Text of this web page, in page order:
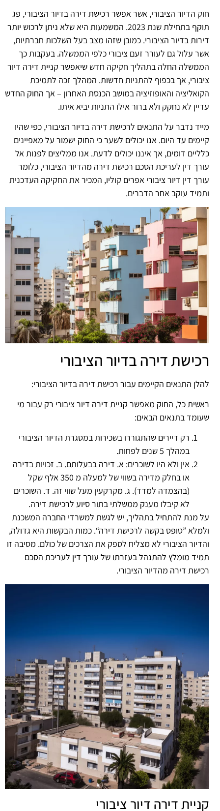
חוק הדיור הציבורי, אשר אפשר רכישת דירה בדיור הציבורי, פג
תוקף בתחילת שנת 2023. המשמעות היא שלא ניתן לרכוש יותר
דירות בדיור הציבורי. כמובן שזהו מצב בעל השלכות חברתיות,
אשר עלול גם לעורר זעם ציבורי כלפי הממשלה. בעקבות כך
הממשלה החלה בתהליך חקיקה חדש שיאפשר קניית דירה דיור
ציבורי, אך בכפוף להתניות חדשות. המהלך זכה לתמיכת
הקואליציה והאופוזיציה במושב הכנסת האחרון – אך החוק החדש
עדיין לא נחקק ולא ברור אילו התניות יביא איתו.
מייד נדבר על התנאים לרכישת דירה בדיור הציבורי, כפי שהיו
קיימים עד היום. אנו יכולים לשער כי החוק ישמור על מאפיינים
כלליים דומים, אך איננו יכולים לדעת. אנו ממליצים לפנות אל
עורך דין לעריכת הסכם רכישת דירה מהדיור הציבורי, כלומר
עורך דין דיור ציבורי אפרים קוליו, המכיר את החקיקה העדכנית
ותמיד עוקב אחר הדברים.
רכישת דירה בדיור הציבורי
להלן התנאים הקיימים עבור רכישת דירה בדיור הציבורי:
ראשית כל, החוק מאפשר קניית דירה דיור ציבורי רק עבור מי
שעומד בתנאים הבאים:
רק דיירים שהתגוררו בשכירות במסגרת הדיור הציבורי
במהלך 5 שנים לפחות.
אין ולא היו לשוכרים: א. דירה בבעלותם. ב. זכויות בדירה
או בחלק מדירה בשווי של למעלה מ 350 אלף שקל
(בהצמדה למדד). ג. מקרקעין מעל שווי זה. ד. השוכרים
לא קיבלו מענק ממשלתי בתור סיוע לרכישת דירה.
על מנת להתחיל בתהליך, יש לגשת למשרדי החברה המשכנת
ולמלא ”טופס בקשה לרכישת דירה“. כמות הבקשות היא גדולה,
והדיור הציבורי לא מצליח לספק את הצרכים של כולם. מסיבה זו
תמיד מומלץ להתנהל בעזרתו של עורך דין לעריכת הסכם
רכישת דירה מהדיור הציבורי.
קניית דירה דיור ציבורי